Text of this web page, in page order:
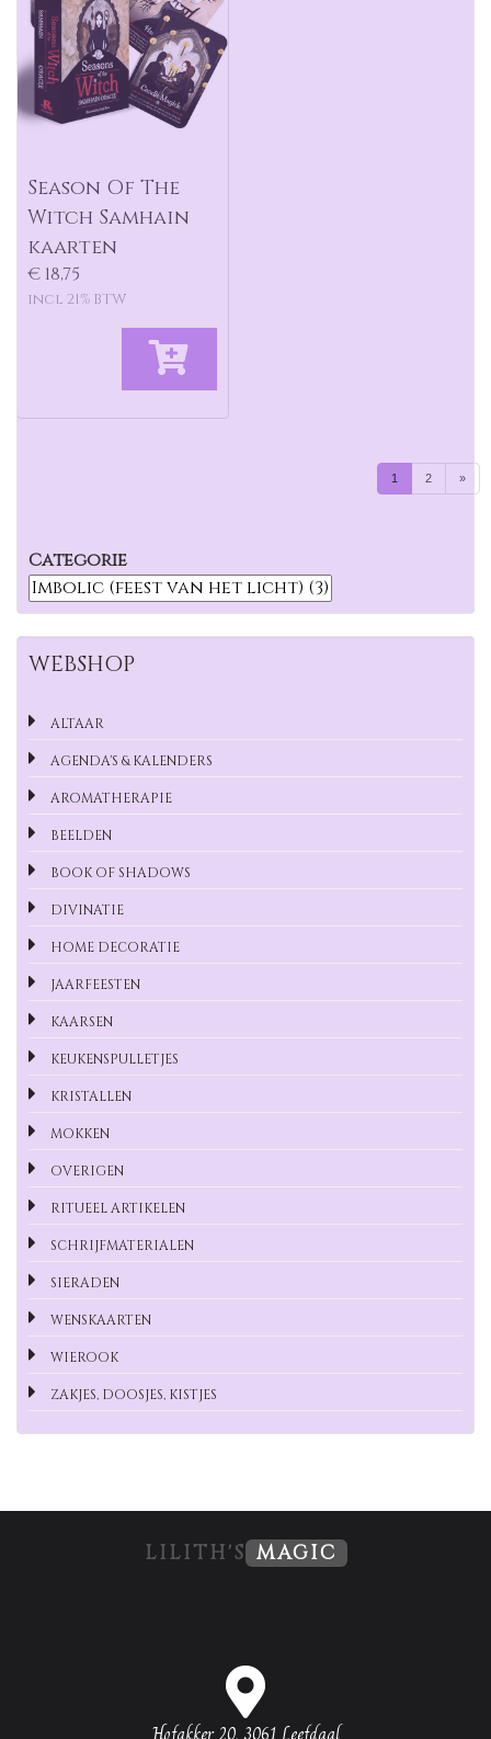
Season Of The
Witch Samhain
kaarten
€ 18,75
incl 21% BTW
1 2 »
Categorie
WEBSHOP
ALTAAR
AGENDA'S & KALENDERS
AROMATHERAPIE
BEELDEN
BOOK OF SHADOWS
DIVINATIE
HOME DECORATIE
JAARFEESTEN
KAARSEN
KEUKENSPULLETJES
KRISTALLEN
MOKKEN
OVERIGEN
RITUEEL ARTIKELEN
SCHRIJFMATERIALEN
SIERADEN
WENSKAARTEN
WIEROOK
ZAKJES, DOOSJES, KISTJES
LILITH'S MAGIC